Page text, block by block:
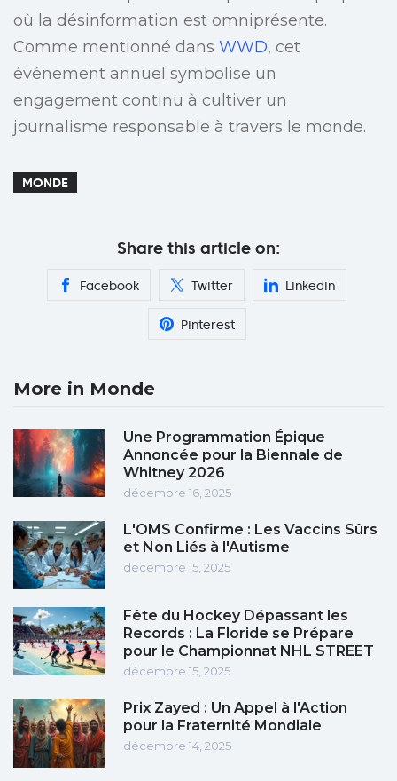
où la désinformation est omniprésente.
Comme mentionné dans WWD, cet
événement annuel symbolise un
engagement continu à cultiver un
journalisme responsable à travers le monde.
MONDE
Share this article on:
Facebook Twitter Linkedin
Pinterest
More in Monde
Une Programmation Épique
Annoncée pour la Biennale de
Whitney 2026
décembre 16, 2025
L'OMS Confirme : Les Vaccins Sûrs
et Non Liés à l'Autisme
décembre 15, 2025
Fête du Hockey Dépassant les
Records : La Floride se Prépare
pour le Championnat NHL STREET
décembre 15, 2025
Prix Zayed : Un Appel à l'Action
pour la Fraternité Mondiale
décembre 14, 2025